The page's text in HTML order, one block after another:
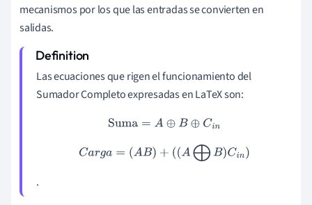
mecanismos por los que las entradas se convierten en
salidas.
Las ecuaciones que rigen el funcionamiento del
Sumador Completo expresadas en LaTeX son:
Suma =A⊕B⊕Cin
Car ga=(AB )+( (A⨁B)Cin)
.